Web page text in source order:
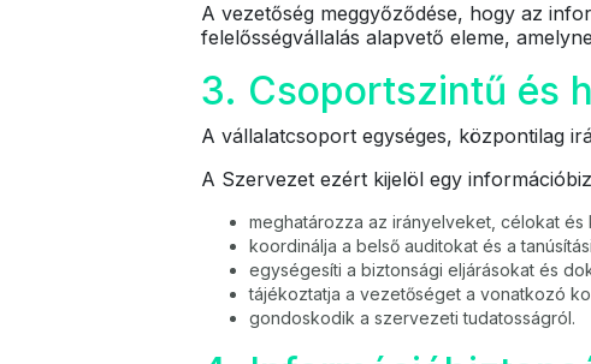
A vezetőség meggyőződése, hogy az
felelősségvállalás alapvető eleme,
3. Csoportszintű és
A vállalatcsoport egységes, központilag
A Szervezet ezért kijelöl egy
meghatározza az irányelveket, célokat
koordinálja a belső auditokat és a
egységesíti a biztonsági eljárásokat és
tájékoztatja a vezetőséget a vonatkozó
gondoskodik a szervezeti tudatosságról.